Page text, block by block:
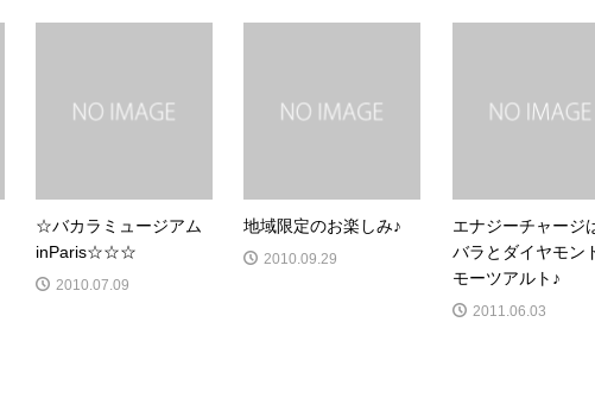
☆バカラミュージアム
inParis☆☆☆
2010.07.09
地域限定のお楽しみ♪
2010.09.29
エナジーチャージ
バラとダイヤモン
モーツアルト♪
2011.06.03